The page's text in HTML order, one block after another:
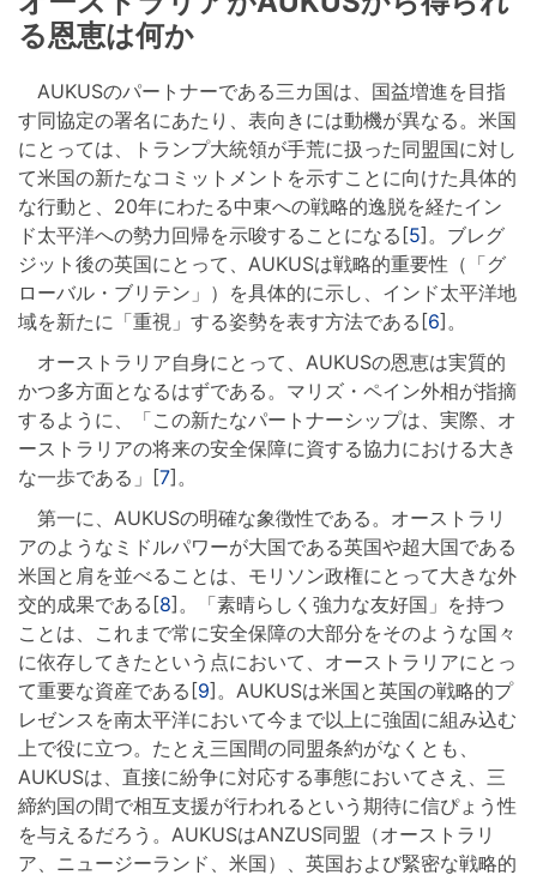
る恩恵は何か
AUKUSのパートナーである三カ国は、国益増進を目指
す同協定の署名にあたり、表向きには動機が異なる。米国
にとっては、トランプ大統領が手荒に扱った同盟国に対し
て米国の新たなコミットメントを示すことに向けた具体的
な行動と、20年にわたる中東への戦略的逸脱を経たイン
ド太平洋への勢力回帰を示唆することになる[5]。ブレグ
ジット後の英国にとって、AUKUSは戦略的重要性（「グ
ローバル・ブリテン」）を具体的に示し、インド太平洋地
域を新たに「重視」する姿勢を表す方法である[6]。
オーストラリア自身にとって、AUKUSの恩恵は実質的
かつ多方面となるはずである。マリズ・ペイン外相が指摘
するように、「この新たなパートナーシップは、実際、オ
ーストラリアの将来の安全保障に資する協力における大き
な一歩である」[7]。
第一に、AUKUSの明確な象徴性である。オーストラリ
アのようなミドルパワーが大国である英国や超大国である
米国と肩を並べることは、モリソン政権にとって大きな外
交的成果である[8]。「素晴らしく強力な友好国」を持つ
ことは、これまで常に安全保障の大部分をそのような国々
に依存してきたという点において、オーストラリアにとっ
て重要な資産である[9]。AUKUSは米国と英国の戦略的プ
レゼンスを南太平洋において今まで以上に強固に組み込む
上で役に立つ。たとえ三国間の同盟条約がなくとも、
AUKUSは、直接に紛争に対応する事態においてさえ、三
締約国の間で相互支援が行われるという期待に信ぴょう性
を与えるだろう。AUKUSはANZUS同盟（オーストラリ
ア、ニュージーランド、米国）、英国および緊密な戦略的